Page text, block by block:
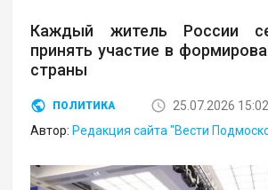
Каждый житель России
принять участие в
страны
ПОЛИТИКА
25.07.2026 15:02
Автор: Редакция сайта "Вести